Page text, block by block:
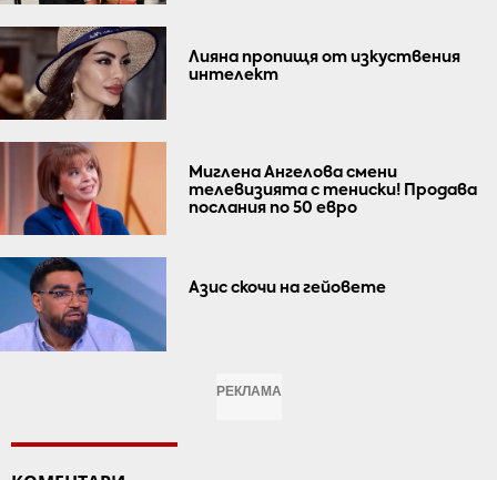
Лияна пропищя от изкуствения
интелект
Миглена Ангелова смени
телевизията с тениски! Продава
послания по 50 евро
Азис скочи на гейовете
РЕКЛАМА